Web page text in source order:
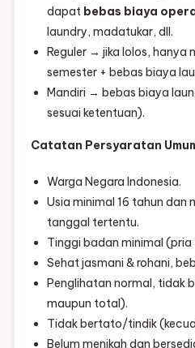
dapat bebas biaya
laundry, madatukar, dll.
Reguler → jika lolos, hanya
semester + bebas biaya
Mandiri → bebas biaya
sesuai ketentuan).
Catatan Persyaratan
Warga Negara Indonesia.
Usia minimal 16 tahun dan
tanggal tertentu.
Tinggi badan minimal
Sehat jasmani & rohani,
Penglihatan normal, tidak
maupun total).
Tidak bertato/tindik
Belum menikah dan